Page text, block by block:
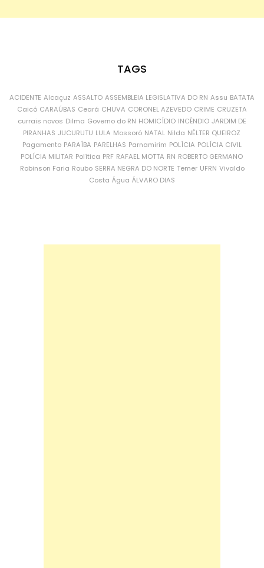
TAGS
ACIDENTE Alcaçuz ASSALTO ASSEMBLEIA LEGISLATIVA DO RN Assu BATATA
Caicó CARAÚBAS Ceará CHUVA CORONEL AZEVEDO CRIME CRUZETA
currais novos Dilma Governo do RN HOMICÍDIO INCÊNDIO JARDIM DE
PIRANHAS JUCURUTU LULA Mossoró NATAL Nilda NÉLTER QUEIROZ
Pagamento PARAÍBA PARELHAS Parnamirim POLÍCIA POLÍCIA CIVIL
POLÍCIA MILITAR Política PRF RAFAEL MOTTA RN ROBERTO GERMANO
Robinson Faria Roubo SERRA NEGRA DO NORTE Temer UFRN Vivaldo
Costa Água ÁLVARO DIAS